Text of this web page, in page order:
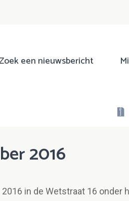
een nieuwsbericht
2016
in de Wetstraat 16 onder